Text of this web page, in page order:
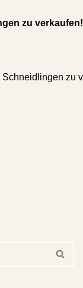
zu verkaufen!
Schneidlingen